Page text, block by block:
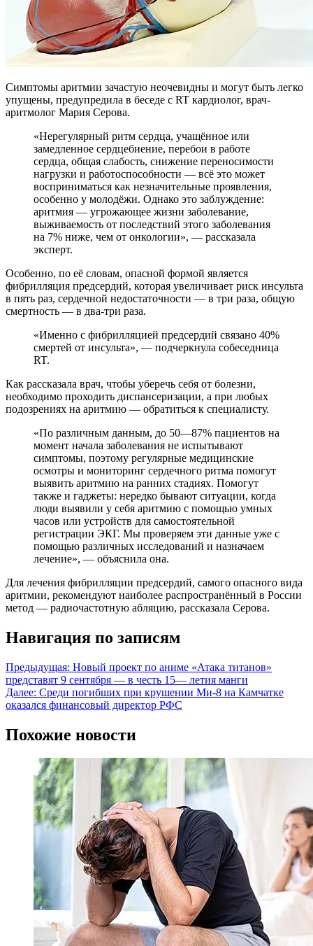
Симптомы аритмии зачастую неочевидны и могут быть легко
упущены, предупредила в беседе с RT кардиолог, врач-
аритмолог Мария Серова.
«Нерегулярный ритм сердца, учащённое или
замедленное сердцебиение, перебои в работе
сердца, общая слабость, снижение переносимости
нагрузки и работоспособности — всё это может
восприниматься как незначительные проявления,
особенно у молодёжи. Однако это заблуждение:
аритмия — угрожающее жизни заболевание,
выживаемость от последствий этого заболевания
на 7% ниже, чем от онкологии», — рассказала
эксперт.
Особенно, по её словам, опасной формой является
фибрилляция предсердий, которая увеличивает риск инсульта
в пять раз, сердечной недостаточности — в три раза, общую
смертность — в два-три раза.
«Именно с фибрилляцией предсердий связано 40%
смертей от инсульта», — подчеркнула собеседница
RT.
Как рассказала врач, чтобы уберечь себя от болезни,
необходимо проходить диспансеризации, а при любых
подозрениях на аритмию — обратиться к специалисту.
«По различным данным, до 50—87% пациентов на
момент начала заболевания не испытывают
симптомы, поэтому регулярные медицинские
осмотры и мониторинг сердечного ритма помогут
выявить аритмию на ранних стадиях. Помогут
также и гаджеты: нередко бывают ситуации, когда
люди выявили у себя аритмию с помощью умных
часов или устройств для самостоятельной
регистрации ЭКГ. Мы проверяем эти данные уже с
помощью различных исследований и назначаем
лечение», — объяснила она.
Для лечения фибрилляции предсердий, самого опасного вида
аритмии, рекомендуют наиболее распространённый в России
метод — радиочастотную абляцию, рассказала Серова.
Навигация по записям
Предыдущая: Новый проект по аниме «Атака титанов»
представят 9 сентября — в честь 15— летия манги
Далее: Среди погибших при крушении Ми-8 на Камчатке
оказался финансовый директор РФС
Похожие новости